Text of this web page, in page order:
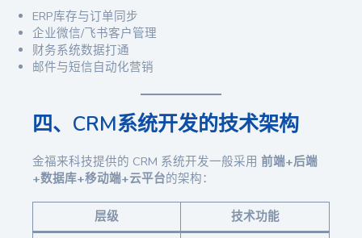
ERP库存与订单同步
企业微信/飞书客户管理
财务系统数据打通
邮件与短信自动化营销
四、CRM系统开发的技术架构
金福来科技提供的 CRM 系统开发一般采用 前端+后端
+数据库+移动端+云平台的架构：
层级 技术功能